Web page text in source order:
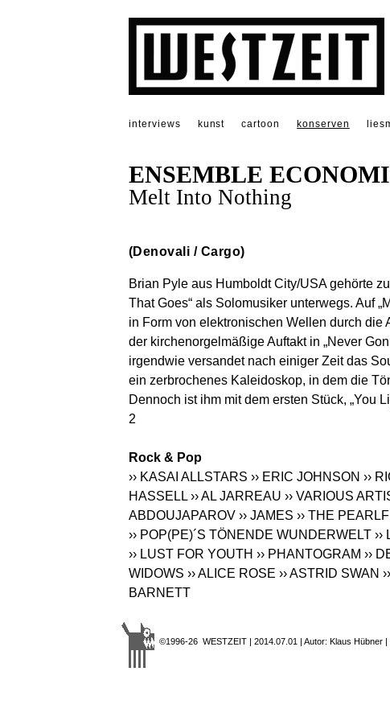
interviews kunst cartoon konserven
ENSEMBLE
Melt Into Nothing
(Denovali / Cargo)
Brian Pyle aus Humboldt City/USA gehörte
That Goes“ als Solomusiker unterwegs. Auf
in Form von elektronischen Wellen durch
der kirchenorgelmäßige Auftakt in „Never
irgendwie versandet nach einiger Zeit das
ein zerbrochenes Kaleidoskop, in dem die
Dennoch ist ihm mit dem ersten Stück, „You
2
Rock & Pop
›› KASAI ALLSTARS ›› ERIC JOHNSON ››
HASSELL ›› AL JARREAU ›› VARIOUS
ABDOUJAPAROV ›› JAMES ›› THE
›› POP(PE)´S TÖNENDE WUNDERWELT
›› LUST FOR YOUTH ›› PHANTOGRAM ››
WIDOWS ›› ALICE ROSE ›› ASTRID SWAN
BARNETT
©1996-26 WESTZEIT | 2014.07.01 | Autor: Klaus Hübner |